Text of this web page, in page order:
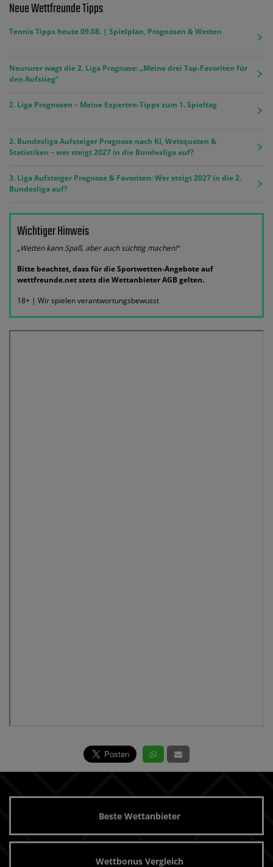
Neue Wettfreunde Tipps
Tennis Tipps heute 09.08. | Spielplan, Prognosen & Wetten
Neururer wagt die 2. Liga Prognose: „Meine drei Top-Favoriten für
den Aufstieg“
2. Liga Prognosen – Meine Experten-Tipps zum 1. Spieltag
2. Bundesliga Aufsteiger Prognose nach KI, Wettquoten &
Statistiken – wer steigt 2027 in die Bundesliga auf?
3. Liga Aufsteiger Prognose & Favoriten: Wer steigt 2027 in die 2.
Bundesliga auf?
Wichtiger Hinweis
„Wetten kann Spaß, aber auch süchtig machen!“
Bitte beachtet, dass für die Sportwetten-Angebote auf
wettfreunde.net stets die Wettanbieter AGB gelten.
18+ | Wir spielen verantwortungsbewusst
Beste Wettanbieter
Wettbonus Vergleich